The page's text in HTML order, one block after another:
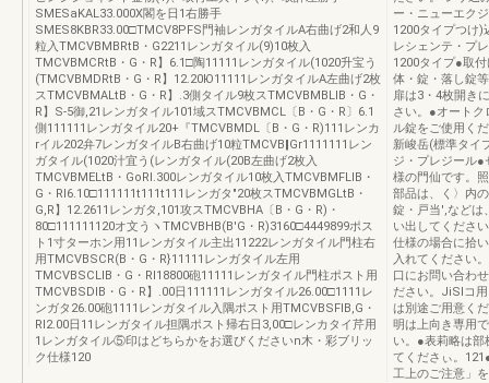
SMESaKAL33.000X閣を日1右勝手
SMES8KBR33.00□TMCV8PFS門袖レンガタイルA右曲げ2和人9
粒入TMCVBMBRtB・G2211レンガタイル(9)10枚入
TMCVBMCRtB・G・R】6.1□陶11111レンガタイル(1020升宝う
(TMCVBMDRtB・G・R】12.20Ю11111レンガタイルA左曲げ2枚
スTMCVBMALtB・G・R】.3側タイル9枚スTMCVBMBLIB・G・
R】S‐5御,21レンガタイル101域スTMCVBMCL〔B・G・R〕6.1
側111111レンガタイル20+『TMCVBMDL〔B・G・R)111レンカ
rイル202弁7レンガタイルB右曲げ10粒TMCVB‖Gr1111111レン
ガタイル(1020汁宜う(レンガタイル(20B左曲げ2枚入
TMCVBMELtB・GoRl.300レンガタイル10枚入TMCVBMFLIB・
G・Rl6.10□111111t111t111レンガタ″20枚スTMCVBMGLtB・
G,R】12.2611レンガタ,101攻スTMCVBHA〔B・G・R)・
80□111111120オ文うヽTMCVBHB(B'G・R)3160□4449899ポス
ト1寸ターホン用11レンガタイル主出11222レンガタイル門柱右
用TMCVBSCR(B・G・R}11111レンガタイル左用
TMCVBSCLIB・G・RI18800砲11111レンガタイル門柱ポスト用
TMCVBSDIB・G・R】.00日111111レンガタイル26.00□1111レ
ンガタ26.00砲1111レンガタイル入隅ポスト用TMCVBSFIB,G・
Rl2.00日11レンガタイル担隅ポスト帰右日3,00□レンカタイ芹用
1レンガタイル⑤印はどちらかをお選びくださいn木・彩ブリッ
ク仕様120
ー・ニューエク
1200タイプつけ)
レシェンテ・プ
1200タイプ●取
体・錠・落し錠
扉は3・4枚開き
さい。●オートク
ル錠をご使用く
新峻岳(標準タイ
ジ・プレジール●
様の門仙です。
部品は、く〉内
錠・戸当',などは
い出してくださ
仕様の場合に拾
入れてください
口にお問い合わ
ださい。JiSlコ
は別途ご用意く
明は上向き専用
い。●表莉略は部
てくださぃ。
工上のご注意」